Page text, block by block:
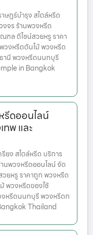
ฎร์บำรุง สไตล์หรีด
จร ร้านพวงหรีด
ฑล ดีไซน์สวยหรู ราคา
งหรีดต้นไม้ พวงหรีด
านี พวงหรีดนนทบุรี
in Bangkok
รีดออนไลน์
พ และ
ยง สไตล์หรีด บริการ
นพวงหรีดออนไลน์ จัด
ยหรู ราคาถูก พวงหรีด
พวงหรีดของใช้
หรีดนนทบุรี พวงหรีดก
Thailand